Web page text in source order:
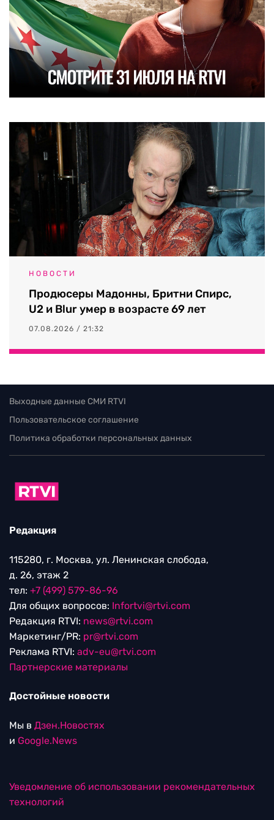
НОВОСТИ
Продюсеры Мадонны, Бритни Спирс,
U2 и Blur умер в возрасте 69 лет
07.08.2026 / 21:32
Выходные данные СМИ RTVI
Пользовательское соглашение
Политика обработки персональных данных
Редакция
115280, г. Москва, ул. Ленинская слобода,
д. 26, этаж 2
тел: +7 (499) 579-86-96
Для общих вопросов: Infortvi@rtvi.com
Редакция RTVI: news@rtvi.com
Маркетинг/PR: pr@rtvi.com
Реклама RTVI: adv-eu@rtvi.com
Партнерские материалы
Достойные новости
Мы в Дзен.Новостях
и Google.News
Уведомление об использовании рекомендательных
технологий